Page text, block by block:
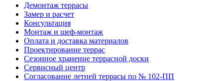
Демонтаж террасы
Замер и расчет
Консультация
Монтаж и шеф-монтаж
Оплата и доставка материалов
Проектирование террас
Сезонное хранение террасной доски
Сервисный центр
Согласование летней террасы по № 102-ПП